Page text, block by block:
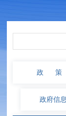
政 策
政府信